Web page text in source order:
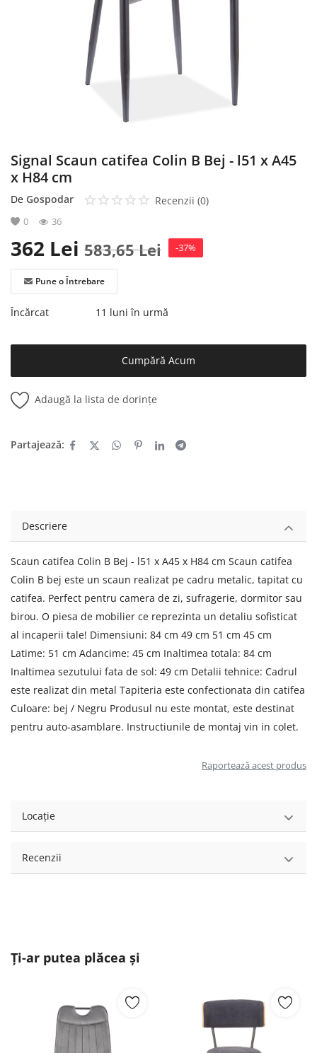
Signal Scaun catifea Colin B Bej - l51 x A45
x H84 cm
De Gospodar Recenzii (0)
0 36
362 Lei 583,65Lei -37%
Pune o Întrebare
Încărcat 11 luni în urmă
Cumpără Acum
Adaugă la lista de dorințe
Partajează:
Descriere
Scaun catifea Colin B Bej - l51 x A45 x H84 cm Scaun catifea
Colin B bej este un scaun realizat pe cadru metalic, tapitat cu
catifea. Perfect pentru camera de zi, sufragerie, dormitor sau
birou. O piesa de mobilier ce reprezinta un detaliu sofisticat
al incaperii tale! Dimensiuni: 84 cm 49 cm 51 cm 45 cm
Latime: 51 cm Adancime: 45 cm Inaltimea totala: 84 cm
Inaltimea sezutului fata de sol: 49 cm Detalii tehnice: Cadrul
este realizat din metal Tapiteria este confectionata din catifea
Culoare: bej / Negru Produsul nu este montat, este destinat
pentru auto-asamblare. Instructiunile de montaj vin in colet.
Raportează acest produs
Locație
Recenzii
Ți-ar putea plăcea și